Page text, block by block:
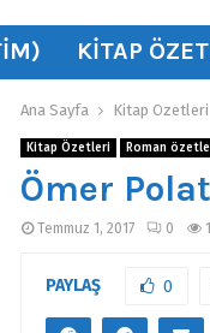
KITAP
Ana Sayfa Kitap Özetleri
Kitap Özetleri Roman
Ömer
Temmuz 1, 2017 0
PAYLAŞ 0